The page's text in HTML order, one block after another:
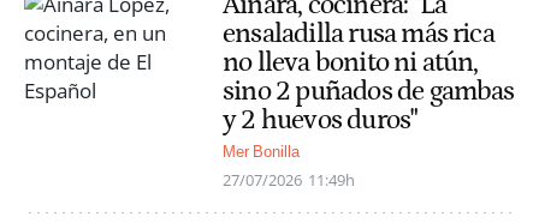
ensaladilla rusa más rica
no lleva bonito ni atún,
sino 2 puñados de gambas
y 2 huevos duros"
Mer Bonilla
27/07/2026 11:49h